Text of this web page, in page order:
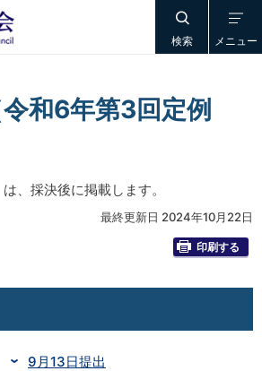
検索 メニュー
和6年第3回定例
、採決後に掲載します。
最終更新日 2024年10月22日
印刷する
9月13日提出